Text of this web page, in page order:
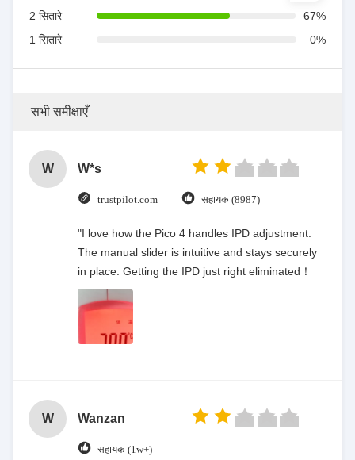
2 सितारे
67%
1 सितारे
0%
सभी समीक्षाएँ
W W*s
trustpilot.com सहायक (8987)
"I love how the Pico 4 handles IPD adjustment.
The manual slider is intuitive and stays securely
in place. Getting the IPD just right eliminated！
W Wanzan
सहायक (1w+)